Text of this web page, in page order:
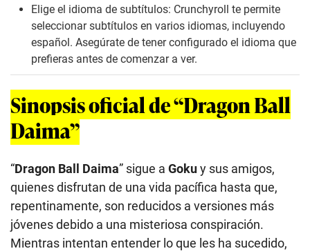
Elige el idioma de subtítulos: Crunchyroll te permite
seleccionar subtítulos en varios idiomas, incluyendo
español. Asegúrate de tener configurado el idioma que
prefieras antes de comenzar a ver.
Sinopsis oficial de “Dragon Ball
Daima”
“Dragon Ball Daima” sigue a Gokuy sus amigos,
quienes disfrutan de una vida pacífica hasta que,
repentinamente, son reducidos a versiones más
jóvenes debido a una misteriosa conspiración.
Mientras intentan entender lo que les ha sucedido,